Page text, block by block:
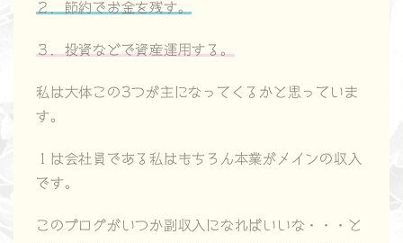
２．節約でお金を残す。
３．投資などで資産運用する。
私は大体この3つが主になってくるかと思っていま
す。
１は会社員である私はもちろん本業がメインの収入
です。
このブログがいつか副収入になればいいな・・・と